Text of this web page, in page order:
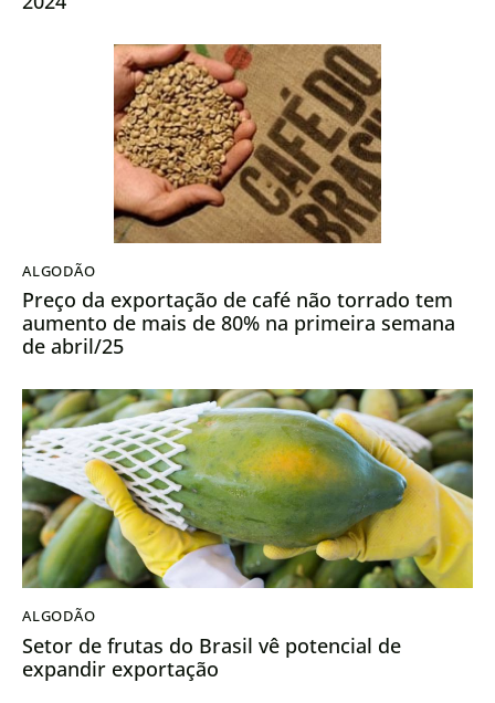
ALGODÃO
Preço da exportação de café não torrado tem
aumento de mais de 80% na primeira semana
de abril/25
ALGODÃO
Setor de frutas do Brasil vê potencial de
expandir exportação